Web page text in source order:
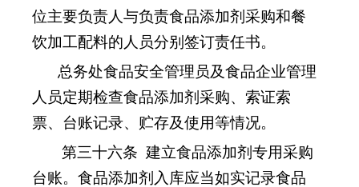
位主要负责人与负责食品添加剂采购和餐
饮加工配料的人员分别签订责任书。
总务处食品安全管理员及食品企业管理
人员定期检查食品添加剂采购、索证索
票、台账记录、贮存及使用等情况。
第三十六条 建立食品添加剂专用采购
台账。食品添加剂入库应当如实记录食品